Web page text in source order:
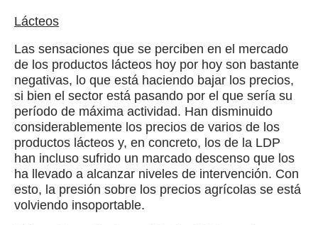
Lácteos
Las sensaciones que se perciben en el mercado
de los productos lácteos hoy por hoy son bastante
negativas, lo que está haciendo bajar los precios,
si bien el sector está pasando por el que sería su
período de máxima actividad. Han disminuido
considerablemente los precios de varios de los
productos lácteos y, en concreto, los de la LDP
han incluso sufrido un marcado descenso que los
ha llevado a alcanzar niveles de intervención. Con
esto, la presión sobre los precios agrícolas se está
volviendo insoportable.